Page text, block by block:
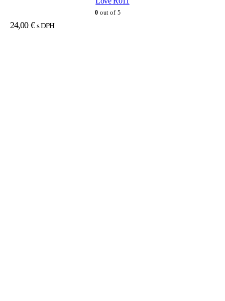
0 out of 5
24,00 € s DPH